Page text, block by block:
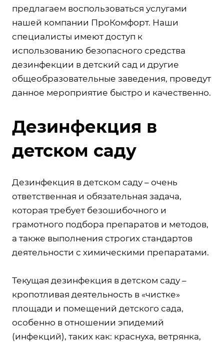
предлагаем воспользоваться услугами
нашей компании ПроКомфорт. Наши
специалисты имеют доступ к
использованию безопасного средства
дезинфекции в детский сад и другие
общеобразовательные заведения, проведут
данное мероприятие быстро и качественно.
Дезинфекция в
детском саду
Дезинфекция в детском саду – очень
ответственная и обязательная задача,
которая требует безошибочного и
грамотного подбора препаратов и методов,
а также выполнения строгих стандартов
деятельности с химическими препаратами.
Текущая дезинфекция в детском саду –
кропотливая деятельность в «чистке»
площади и помещений детского сада,
особенно в отношении эпидемий
(инфекций), таких как: краснуха, ветрянка,